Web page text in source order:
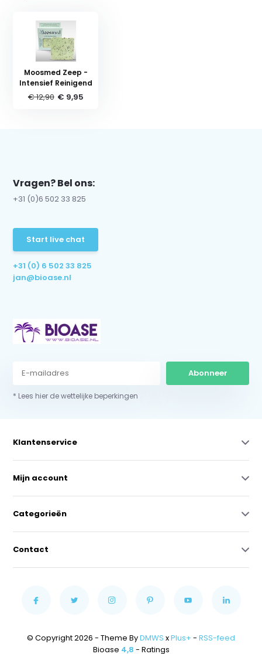
Moosmed Zeep -
Intensief Reinigend
€ 12,90 € 9,95
Vragen? Bel ons:
+31 (0)6 502 33 825
Start live chat
+31 (0) 6 502 33 825
jan@bioase.nl
Abonneer
* Lees hier de wettelijke beperkingen
Klantenservice
Mijn account
Categorieën
Contact
© Copyright 2026 - Theme ByDMWS xPlus+ - RSS-feed
Bioase 4,8 - Ratings